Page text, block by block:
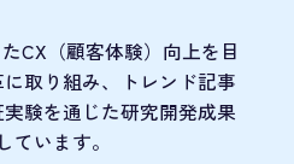
CX（顧客体験）向上を目
取り組み、トレンド記事
験を通じた研究開発成果
ています。